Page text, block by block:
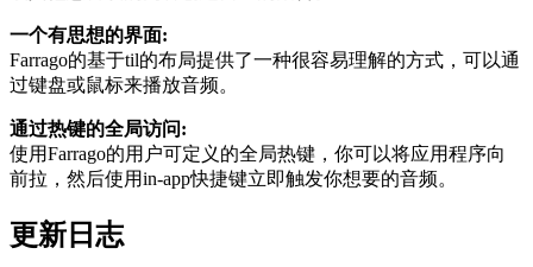
一个有思想的界面:
Farrago的基于til的布局提供了一种很容易理解的方式，可以通
过键盘或鼠标来播放音频。
通过热键的全局访问:
使用Farrago的用户可定义的全局热键，你可以将应用程序向
前拉，然后使用in-app快捷键立即触发你想要的音频。
更新日志